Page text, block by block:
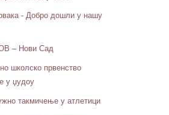
- Добро дошли у нашу
– Нови Сад
школско првенство
у џудоу
такмичење у атлетици